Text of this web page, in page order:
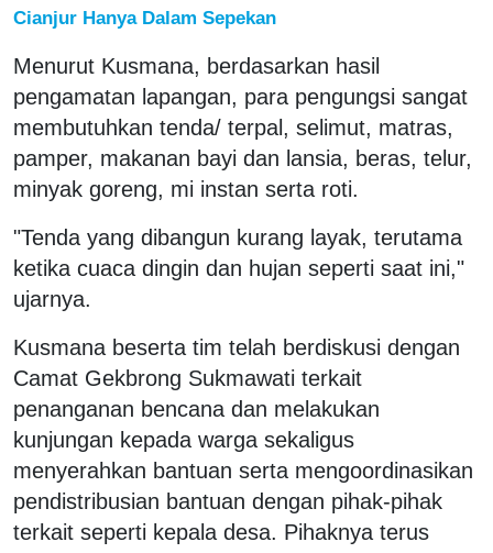
Cianjur Hanya Dalam Sepekan
Menurut Kusmana, berdasarkan hasil
pengamatan lapangan, para pengungsi sangat
membutuhkan tenda/ terpal, selimut, matras,
pamper, makanan bayi dan lansia, beras, telur,
minyak goreng, mi instan serta roti.
"Tenda yang dibangun kurang layak, terutama
ketika cuaca dingin dan hujan seperti saat ini,"
ujarnya.
Kusmana beserta tim telah berdiskusi dengan
Camat Gekbrong Sukmawati terkait
penanganan bencana dan melakukan
kunjungan kepada warga sekaligus
menyerahkan bantuan serta mengoordinasikan
pendistribusian bantuan dengan pihak-pihak
terkait seperti kepala desa. Pihaknya terus